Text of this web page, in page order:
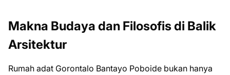
Makna Budaya dan Filosofis di Balik
Arsitektur
Rumah adat Gorontalo Bantayo Poboide bukan hanya